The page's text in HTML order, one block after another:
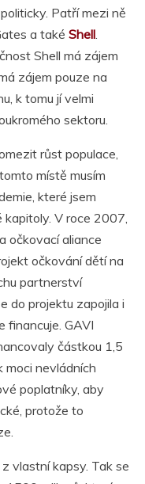
Patří mezi ně
a také Shell
Shell má zájem
zájem pouze na
k tomu jí velmi
sektoru.
růst populace,
místě musím
které jsem
V roce 2007,
očkovací aliance
očkování dětí na
partnerství
do projektu zapojila i
financuje. GAVI
částkou 1,5
moci nevládních
poplatníky, aby
protože to
vlastní kapsy. Tak se